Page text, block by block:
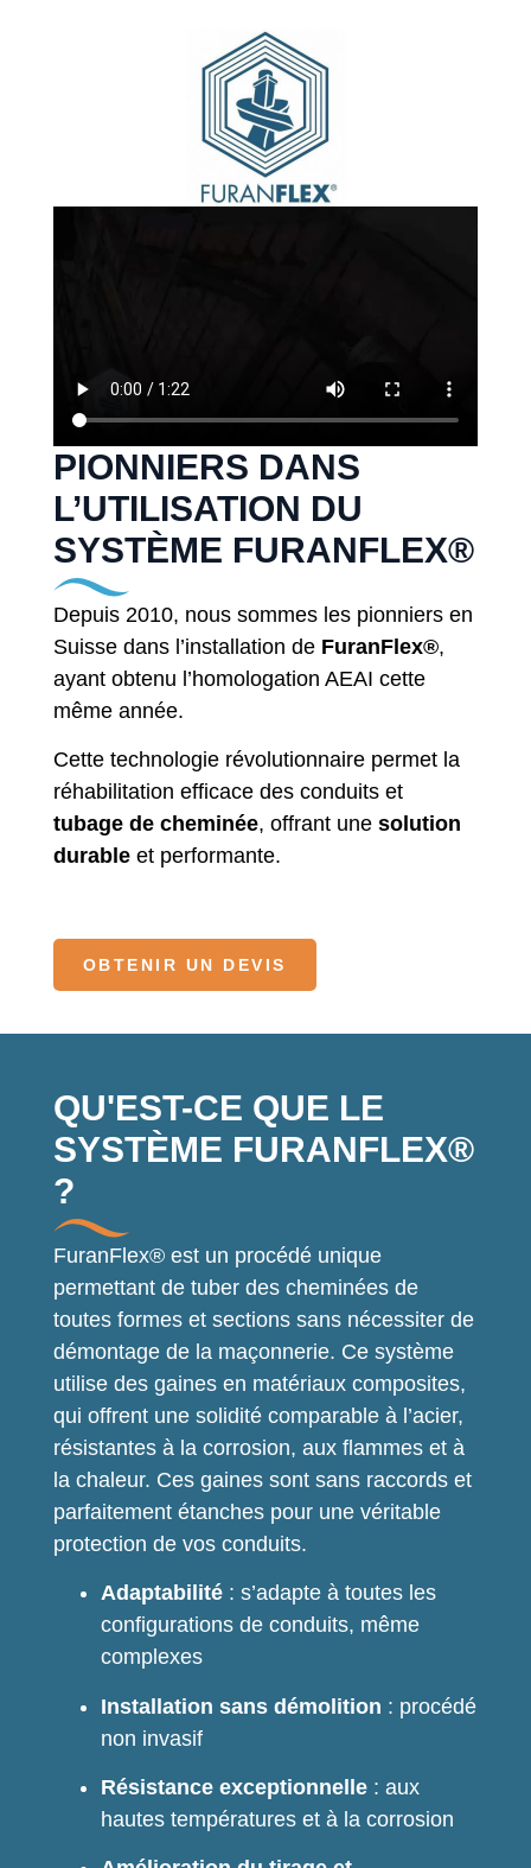
PIONNIERS DANS
L’UTILISATION DU
SYSTÈME FURANFLEX®
Depuis 2010, nous sommes les pionniers en
Suisse dans l’installation de FuranFlex®,
ayant obtenu l’homologation AEAI cette
même année.
Cette technologie révolutionnaire permet la
réhabilitation efficace des conduits et
tubage de cheminée, offrant une solution
durableet performante.
OBTENIR UN DEVIS
QU'EST-CE QUE LE
SYSTÈME FURANFLEX®
?
FuranFlex® est un procédé unique
permettant de tuber des cheminées de
toutes formes et sections sans nécessiter de
démontage de la maçonnerie. Ce système
utilise des gaines en matériaux composites,
qui offrent une solidité comparable à l’acier,
résistantes à la corrosion, aux flammes et à
la chaleur. Ces gaines sont sans raccords et
parfaitement étanches pour une véritable
protection de vos conduits.
Adaptabilité: s’adapte à toutes les
configurations de conduits, même
complexes
Installation sans démolition : procédé
non invasif
Résistance exceptionnelle: aux
hautes températures et à la corrosion